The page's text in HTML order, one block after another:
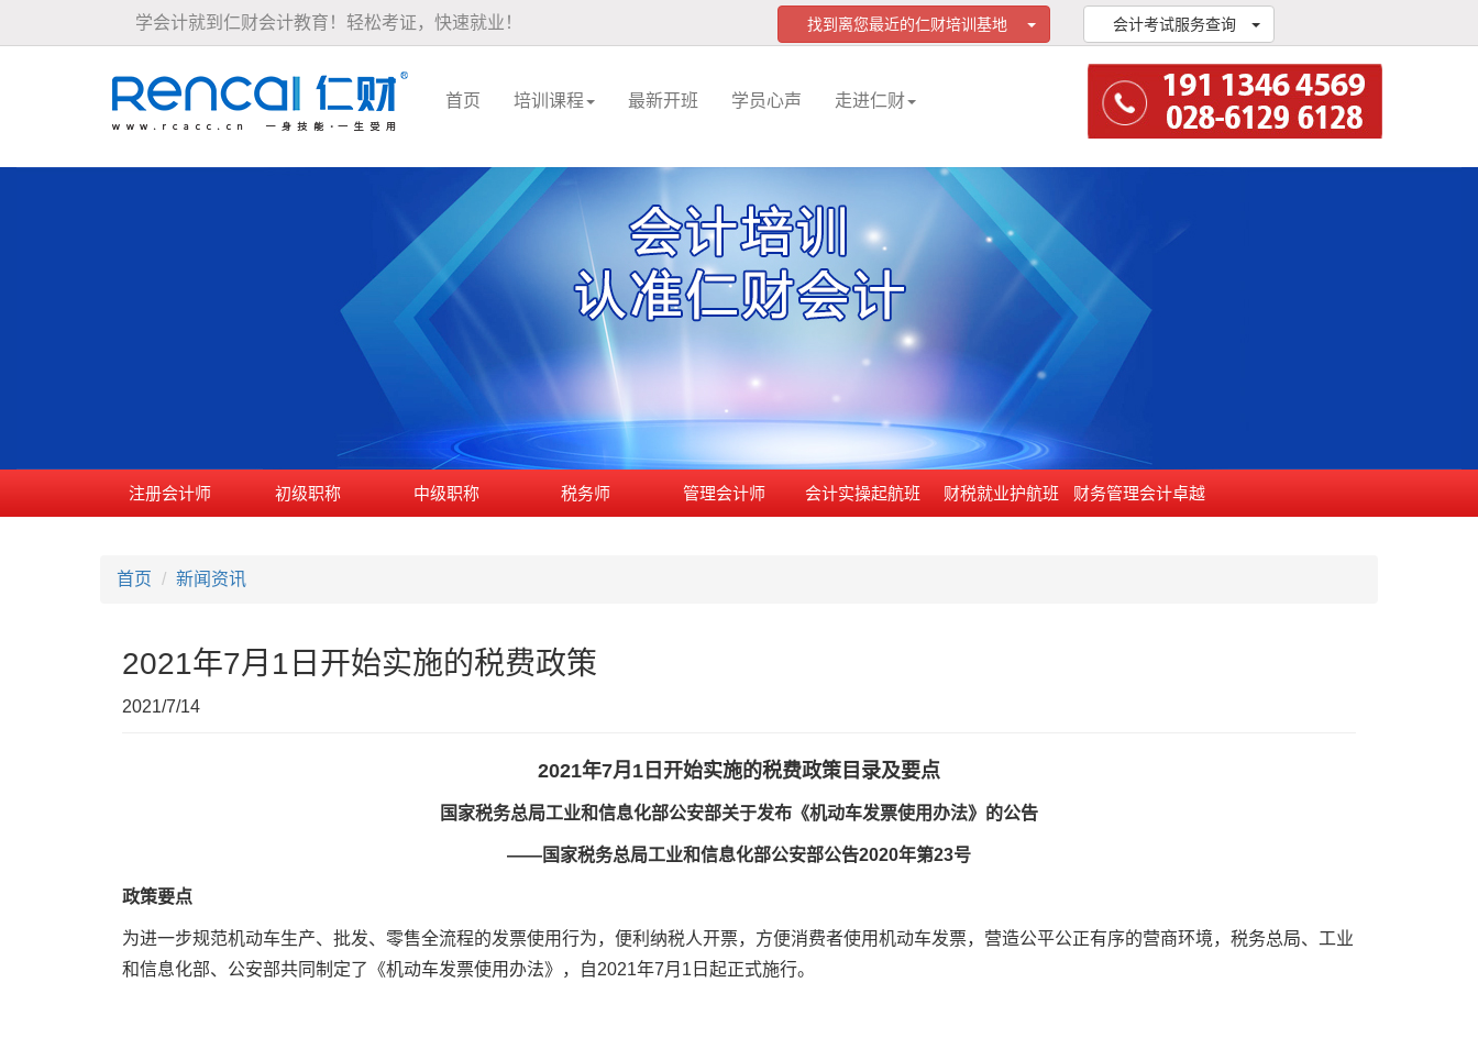
学会计就到仁财会计教育！轻松考证，快速就业！ 找到离您最近的仁财培训基地 会计考试服务查询
首页 培训课程 最新开班 学员心声 走进仁财
注册会计师 初级职称 中级职称 税务师 管理会计师 会计实操起航班 财税就业护航班 财务管理会计卓越
首页 新闻资讯
2021年7月1日开始实施的税费政策
2021/7/14
2021年7月1日开始实施的税费政策目录及要点
国家税务总局工业和信息化部公安部关于发布《机动车发票使用办法》的公告
——国家税务总局工业和信息化部公安部公告2020年第23号
政策要点
为进一步规范机动车生产、批发、零售全流程的发票使用行为，便利纳税人开票，方便消费者使用机动车发票，营造公平公正有序的营商环境，税务总局、工业
和信息化部、公安部共同制定了《机动车发票使用办法》，自2021年7月1日起正式施行。